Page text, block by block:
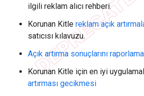
ilgili reklam alıcı rehberi.
Korunan Kitle reklam açık
satıcısı kılavuzu.
Açık artırma sonuçlarını raporlama
Korunan Kitle için en iyi
artırması gecikmesi